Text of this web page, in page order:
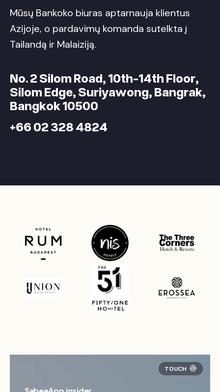
Mūsų Bankoko biuras aptarnauja klientus
Azijoje, o pardavimų komanda sutelkta į
Tailandą ir Malaiziją.
No. 2 Silom Road, 10th-14th Floor,
Silom Edge, Suriyawong, Bangrak,
Bangkok 10500
+66 02 328 4824